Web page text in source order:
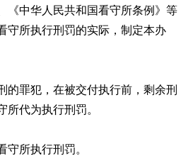
《中华人民共和国看守所条例》等
守所执行刑罚的实际，制定本办
罪犯，在被交付执行前，剩余刑
所代为执行刑罚。
守所执行刑罚。